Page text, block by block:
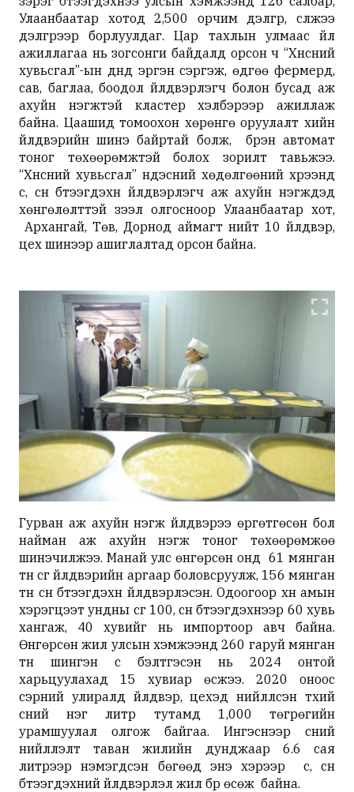
Улаанбаатар хотод 2,500 орчим дэлгүүр, сүлжээ
дэлгүүрээр борлуулдаг. Цар тахлын улмаас үйл
ажиллагаа нь зогсонги байдалд орсон ч “Хүнсний
хувьсгал”-ын дүнд эргэн сэргэж, өдгөө фермерүүд,
сав, баглаа, боодол үйлдвэрлэгч болон бусад аж
ахуйн нэгжтэй кластер хэлбэрээр ажиллаж
байна. Цаашид томоохон хөрөнгө оруулалт хийн
үйлдвэрийн шинэ байртай болж, бүрэн автомат
тоног төхөөрөмжтэй болох зорилт тавьжээ.
“Хүнсний хувьсгал” үндэсний хөдөлгөөний хүрээнд
сүү, сүүн бүтээгдэхүүн үйлдвэрлэгч аж ахуйн нэгжүүдэд
хөнгөлөлттэй зээл олгосноор Улаанбаатар хот,
Архангай, Төв, Дорнод аймагт нийт 10 үйлдвэр,
цех шинээр ашиглалтад орсон байна.
Гурван аж ахуйн нэгж үйлдвэрээ өргөтгөсөн бол
найман аж ахуйн нэгж тоног төхөөрөмжөө
шинэчилжээ. Манай улс өнгөрсөн онд 61 мянган
тн сүүг үйлдвэрийн аргаар боловсруулж, 156 мянган
тн сүүн бүтээгдэхүүн үйлдвэрлэсэн. Одоогоор хүн амын
хэрэгцээт ундны сүүг 100, сүүн бүтээгдэхүүнээр 60 хувь
хангаж, 40 хувийг нь импортоор авч байна.
Өнгөрсөн жил улсын хэмжээнд 260 гаруй мянган
тн шингэн сүү бэлтгэсэн нь 2024 онтой
харьцуулахад 15 хувиар өсжээ. 2020 оноос
сэрүүний улиралд үйлдвэр, цехэд нийлүүлсэн түүхий
сүүний нэг литр тутамд 1,000 төгрөгийн
урамшуулал олгож байгаа. Ингэснээр сүүний
нийлүүлэлт таван жилийн дунджаар 6.6 сая
литрээр нэмэгдсэн бөгөөд энэ хэрээр сүү, сүүн
бүтээгдэхүүний үйлдвэрлэл жил бүр өсөж байна.